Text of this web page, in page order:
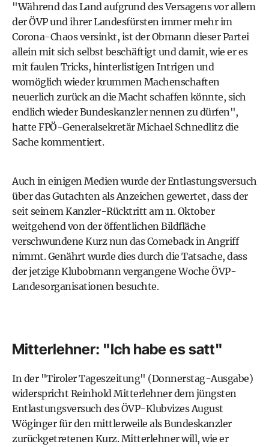
"Während das Land aufgrund des Versagens vor allem
der ÖVP und ihrer Landesfürsten immer mehr im
Corona-Chaos versinkt, ist der Obmann dieser Partei
allein mit sich selbst beschäftigt und damit, wie er es
mit faulen Tricks, hinterlistigen Intrigen und
womöglich wieder krummen Machenschaften
neuerlich zurück an die Macht schaffen könnte, sich
endlich wieder Bundeskanzler nennen zu dürfen",
hatte FPÖ-Generalsekretär Michael Schnedlitz die
Sache kommentiert.
Auch in einigen Medien wurde der Entlastungsversuch
über das Gutachten als Anzeichen gewertet, dass der
seit seinem Kanzler-Rücktritt am 11. Oktober
weitgehend von der öffentlichen Bildfläche
verschwundene Kurz nun das Comeback in Angriff
nimmt. Genährt wurde dies durch die Tatsache, dass
der jetzige Klubobmann vergangene Woche ÖVP-
Landesorganisationen besuchte.
Mitterlehner: "Ich habe es satt"
In der "Tiroler Tageszeitung" (Donnerstag-Ausgabe)
widerspricht Reinhold Mitterlehner dem jüngsten
Entlastungsversuch des ÖVP-Klubvizes August
Wöginger für den mittlerweile als Bundeskanzler
zurückgetretenen Kurz. Mitterlehner will, wie er